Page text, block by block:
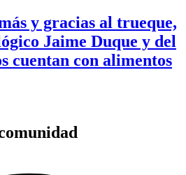
y gracias al trueque,
Jaime Duque y del
cuentan con alimentos